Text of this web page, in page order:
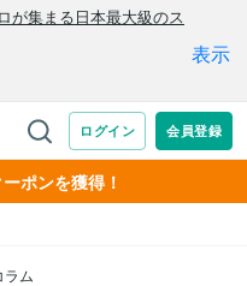
ポンを獲得！
ラム